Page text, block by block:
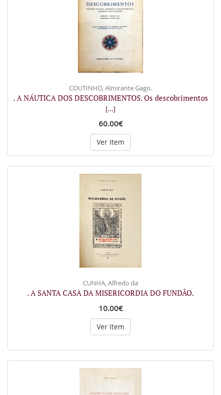
COUTINHO, Almirante Gago.
. A NÁUTICA DOS DESCOBRIMENTOS. Os descobrimentos
[...]
60.00€
Ver Item
CUNHA, Alfredo da
. A SANTA CASA DA MISERICORDIA DO FUNDÃO.
10.00€
Ver Item